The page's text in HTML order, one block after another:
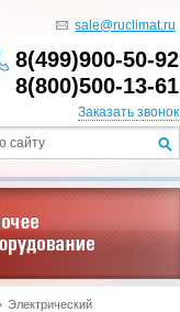
sale@ruclimat.ru
8(499)900-50-92
8(800)500-13-61
Заказать звонок
Электрический